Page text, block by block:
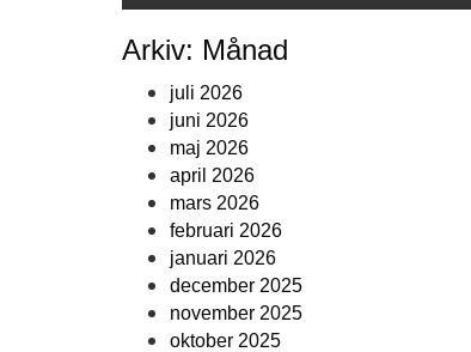
Arkiv: Månad
juli 2026
juni 2026
maj 2026
april 2026
mars 2026
februari 2026
januari 2026
december 2025
november 2025
oktober 2025